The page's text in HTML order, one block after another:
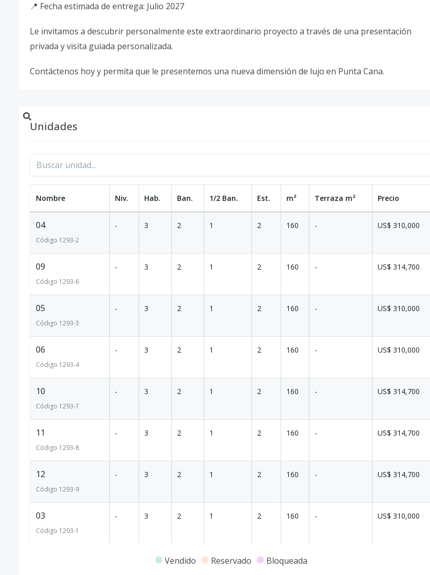
📍 Fecha estimada de entrega: Julio 2027
Le invitamos a descubrir personalmente este extraordinario proyecto a través de una presentación
privada y visita guiada personalizada.
Contáctenos hoy y permita que le presentemos una nueva dimensión de lujo en Punta Cana.
Unidades
Nombre Niv. Hab. Ban. 1/2 Ban. Est. m² Terraza m² Precio
04
Código 1293-2
- 3 2 1 2 160 - US$ 310,000
09
Código 1293-6
- 3 2 1 2 160 - US$ 314,700
05
Código 1293-3
- 3 2 1 2 160 - US$ 310,000
06
Código 1293-4
- 3 2 1 2 160 - US$ 310,000
10
Código 1293-7
- 3 2 1 2 160 - US$ 314,700
11
Código 1293-8
- 3 2 1 2 160 - US$ 314,700
12
Código 1293-9
- 3 2 1 2 160 - US$ 314,700
03
Código 1293-1
- 3 2 1 2 160 - US$ 310,000
Vendido Reservado Bloqueada